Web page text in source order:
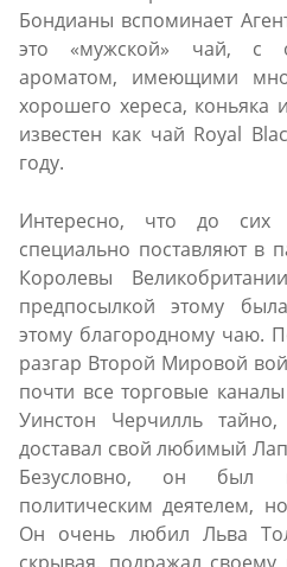
Бондианы вспоминает
это «мужской» чай, с
ароматом, имеющими
хорошего хереса, коньяка
известен как чай Royal
году.
Интересно, что до сих
специально поставляют в
Королевы
предпосылкой этому
этому благородному чаю.
разгар Второй Мировой
почти все торговые
Уинстон Черчилль
доставал свой любимый
Безусловно, он был
политическим деятелем,
Он очень любил Льва